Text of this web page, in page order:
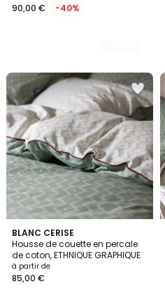
90,00 € -40%
BLANC CERISE
Housse de couette en percale
de coton, ETHNIQUE GRAPHIQUE
à partir de
85,00 €